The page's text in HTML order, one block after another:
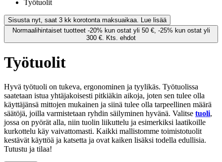
Työtuolit
Sisusta nyt, saat 3 kk korotonta maksuaikaa. Lue lisää
Normaalihintaiset tuotteet -20% kun ostat yli 50 €, -25% kun ostat yli
300 €. Kts. ehdot
Työtuolit
Hyvä työtuoli on tukeva, ergonominen ja tyylikäs. Työtuolissa
saatetaan istua yhtäjakoisesti pitkiäkin aikoja, joten sen tulee olla
käyttäjänsä mittojen mukainen ja siinä tulee olla tarpeellinen määrä
säätöjä, joilla varmistetaan ryhdin säilyminen hyvänä. Valitse tuoli,
jossa on pyörät alla, niin tuolin liikuttelu ja esimerkiksi laatikoille
kurkottelu käy vaivattomasti. Kaikki mallistomme toimistotuolit
kestävät käyttöä ja katsetta ja ovat kaiken lisäksi todella edullisia.
Tutustu ja tilaa!